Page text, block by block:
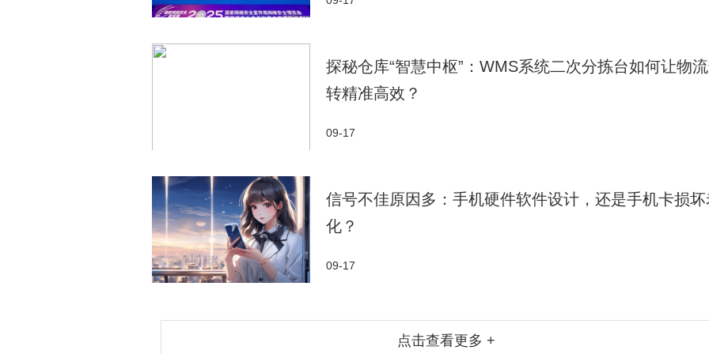
探秘仓库“智慧中枢”：WMS系统二次分拣台如何让物
转精准高效？
09-17
信号不佳原因多：手机硬件软件设计，还是手机卡损坏
化？
09-17
点击查看更多 +